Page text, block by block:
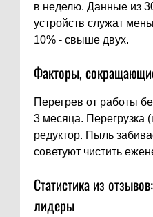
в неделю. Данные из
устройств служат
10% - свыше двух.
Факторы,
Перегрев от работы
3 месяца. Перегрузка
редуктор. Пыль
советуют чистить
Статистика из
лидеры